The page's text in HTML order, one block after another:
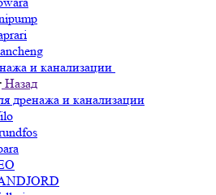
и канализации
Назад
дренажа и канализации